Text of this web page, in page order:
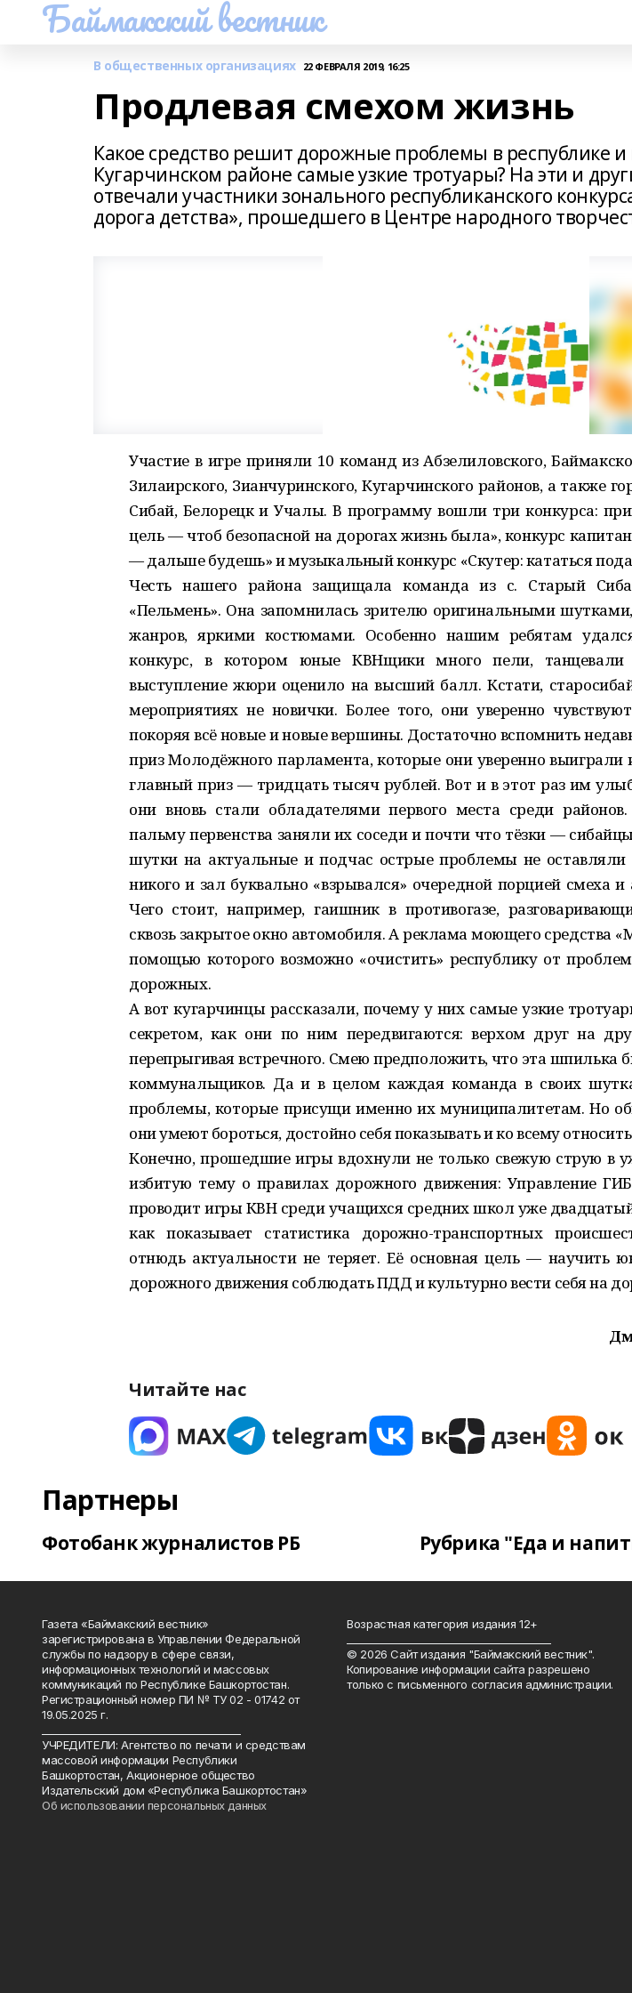
Баймакский вестник
В общественных организациях 22 ФЕВРАЛЯ 2019, 16:25
Продлевая смехом жизнь
Какое средство решит дорожные проблемы в республике
Кугарчинском районе самые узкие тротуары? На эти и
отвечали участники зонального республиканского
дорога детства», прошедшего в Центре народного
Участие в игре приняли 10 команд из Абзелиловского,
Зилаирского, Зианчуринского, Кугарчинского районов, а также
Сибай, Белорецк и Учалы. В программу вошли три конкурса:
цель — чтоб безопасной на дорогах жизнь была», конкурс
— дальше будешь» и музыкальный конкурс «Скутер: кататься
Честь нашего района защищала команда из с. Старый
«Пельмень». Она запомнилась зрителю оригинальными
жанров, яркими костюмами. Особенно нашим ребятам
конкурс, в котором юные КВНщики много пели,
выступление жюри оценило на высший балл. Кстати,
мероприятиях не новички. Более того, они уверенно
покоряя всё новые и новые вершины. Достаточно вспомнить
приз Молодёжного парламента, которые они уверенно выиграли
главный приз — тридцать тысяч рублей. Вот и в этот раз им
они вновь стали обладателями первого места среди
пальму первенства заняли их соседи и почти что тёзки —
шутки на актуальные и подчас острые проблемы не
никого и зал буквально «взрывался» очередной порцией смеха
Чего стоит, например, гаишник в противогазе,
сквозь закрытое окно автомобиля. А реклама моющего средства
помощью которого возможно «очистить» республику от
дорожных.
А вот кугарчинцы рассказали, почему у них самые узкие
секретом, как они по ним передвигаются: верхом друг на
перепрыгивая встречного. Смею предположить, что эта шпилька
коммунальщиков. Да и в целом каждая команда в своих
проблемы, которые присущи именно их муниципалитетам. Но
они умеют бороться, достойно себя показывать и ко всему
Конечно, прошедшие игры вдохнули не только свежую струю в
избитую тему о правилах дорожного движения: Управление
проводит игры КВН среди учащихся средних школ уже
как показывает статистика дорожно-транспортных
отнюдь актуальности не теряет. Её основная цель — научить
дорожного движения соблюдать ПДД и культурно вести себя на
Читайте нас
Партнеры
Фотобанк журналистов РБ Рубрика "Еда и
Газета «Баймакский вестник»
зарегистрирована в Управлении Федеральной
службы по надзору в сфере связи,
информационных технологий и массовых
коммуникаций по Республике Башкортостан.
Регистрационный номер ПИ № ТУ 02 - 01742 от
19.05.2025 г.
УЧРЕДИТЕЛИ: Агентство по печати и средствам
массовой информации Республики
Башкортостан, Акционерное общество
Издательский дом «Республика Башкортостан»
Об использовании персональных данных
Возрастная категория издания 12+
© 2026 Сайт издания "Баймакский вестник".
Копирование информации сайта разрешено
только с письменного согласия администрации.